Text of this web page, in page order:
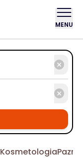
MENU
Kosmetologia